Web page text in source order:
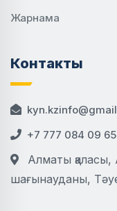
Жарнама
Контакты
+7 777 084 09 65
Алматы қаласы,
шағынауданы,